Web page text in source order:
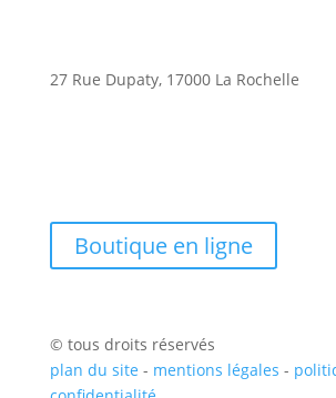
27 Rue Dupaty, 17000 La Rochelle
Boutique en ligne
© tous droits réservés
plan du site - mentions légales -